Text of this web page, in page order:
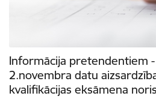
Informācija pretendentiem
2.novembra datu
kvalifikācijas eksāmena